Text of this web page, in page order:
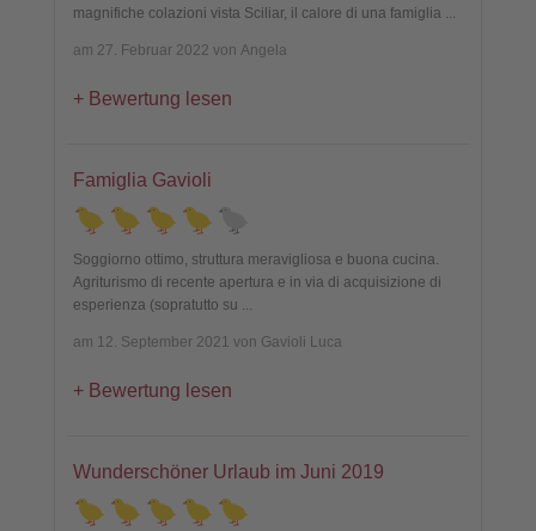
magnifiche colazioni vista Sciliar, il calore di una famiglia ...
am 27. Februar 2022 von Angela
Bewertung lesen
Famiglia Gavioli
Soggiorno ottimo, struttura meravigliosa e buona cucina.
Agriturismo di recente apertura e in via di acquisizione di
esperienza (sopratutto su ...
am 12. September 2021 von Gavioli Luca
Bewertung lesen
Wunderschöner Urlaub im Juni 2019